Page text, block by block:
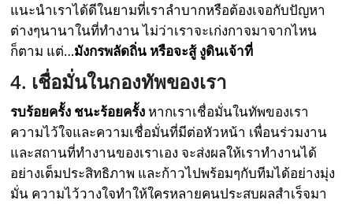
แนะนำเราได้ดีในยามที่เราลำบากหรือต้องเจอกับปัญหา
ต่างๆนานาในที่ทำงาน ไม่ว่าเราจะเก่งกาจมาจากไหน
ก็ตาม แต่…มังกรพลัดถิ่น หรือจะสู้ งูดินเจ้าที่
4. เชื่อมั่นในกองทัพของเรา
รบร้อยครั้ง ชนะร้อยครั้ง หากเราเชื่อมั่นในทัพของเรา
ความไว้ใจและความเชื่อมั่นที่มีต่อหัวหน้า เพื่อนร่วมงาน
และสถานที่ทำงานของเราเอง จะส่งผลให้เราทำงานได้
อย่างเต็มประสิทธิภาพ และก้าวไปพร้อมๆกับทีมได้อย่างมุ่ง
มั่น ความไว้วางใจทำให้ใครหลายคนประสบผลสำเร็จมา